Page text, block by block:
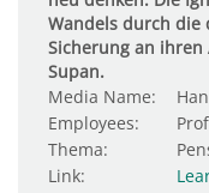
Wandels durch die
Sicherung an ihren
Supan.
Media Name:
Employees:
Thema:
Link: